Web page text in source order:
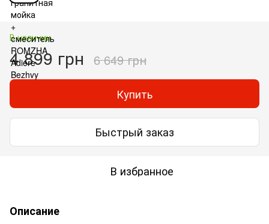
В наличии
4 899 грн 6 649 грн
Купить
Быстрый заказ
В избранное
Описание